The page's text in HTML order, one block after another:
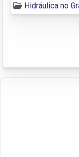
Hidráulica no